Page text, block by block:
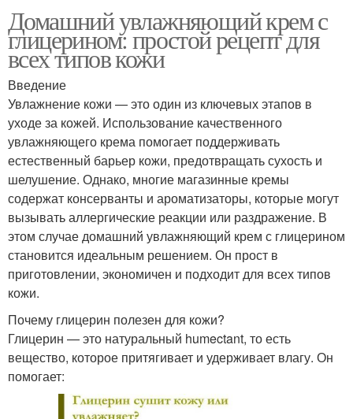
Домашний увлажняющий крем с
глицерином: простой рецепт для
всех типов кожи
Введение
Увлажнение кожи — это один из ключевых этапов в
уходе за кожей. Использование качественного
увлажняющего крема помогает поддерживать
естественный барьер кожи, предотвращать сухость и
шелушение. Однако, многие магазинные кремы
содержат консерванты и ароматизаторы, которые могут
вызывать аллергические реакции или раздражение. В
этом случае домашний увлажняющий крем с глицерином
становится идеальным решением. Он прост в
приготовлении, экономичен и подходит для всех типов
кожи.
Почему глицерин полезен для кожи?
Глицерин — это натуральный humectant, то есть
вещество, которое притягивает и удерживает влагу. Он
помогает: